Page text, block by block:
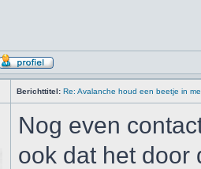
Berichttitel: Re: Avalanche houd een beetje in
Nog even
ook dat het door